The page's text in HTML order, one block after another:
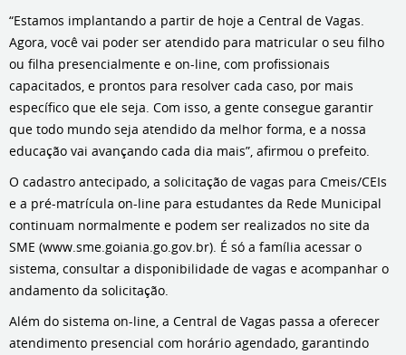
“Estamos implantando a partir de hoje a Central de Vagas.
Agora, você vai poder ser atendido para matricular o seu filho
ou filha presencialmente e on-line, com profissionais
capacitados, e prontos para resolver cada caso, por mais
específico que ele seja. Com isso, a gente consegue garantir
que todo mundo seja atendido da melhor forma, e a nossa
educação vai avançando cada dia mais”, afirmou o prefeito.
O cadastro antecipado, a solicitação de vagas para Cmeis/CEIs
e a pré-matrícula on-line para estudantes da Rede Municipal
continuam normalmente e podem ser realizados no site da
SME (www.sme.goiania.go.gov.br). É só a família acessar o
sistema, consultar a disponibilidade de vagas e acompanhar o
andamento da solicitação.
Além do sistema on-line, a Central de Vagas passa a oferecer
atendimento presencial com horário agendado, garantindo